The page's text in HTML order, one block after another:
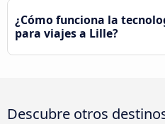
¿Cómo funciona la
para viajes a Lille?
Descubre otros